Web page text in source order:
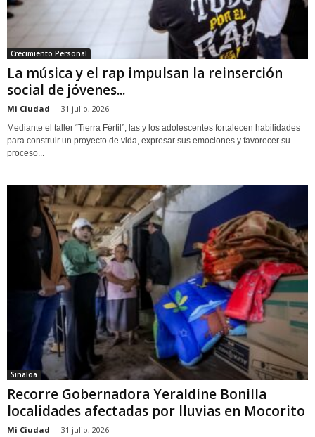
Crecimiento Personal
La música y el rap impulsan la reinserción
social de jóvenes...
Mi Ciudad - 31 julio, 2026
Mediante el taller “Tierra Fértil”, las y los adolescentes fortalecen habilidades
para construir un proyecto de vida, expresar sus emociones y favorecer su
proceso...
Sinaloa
Recorre Gobernadora Yeraldine Bonilla
localidades afectadas por lluvias en Mocorito
Mi Ciudad - 31 julio, 2026